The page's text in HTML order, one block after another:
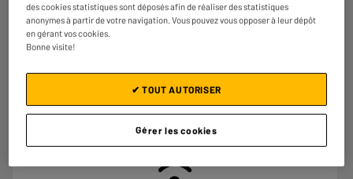
Les 3 ports HDMI vous permettent de relier différents appareils à votre TV et
de transmettre une image et un son en haute définition.
des cookies statistiques sont déposés afin de réaliser des statistiques
anonymes à partir de votre navigation. Vous pouvez vous opposer à leur dépôt
en gérant vos cookies.
Bonne visite!
Gérer les cookies
✔ TOUT AUTORISER